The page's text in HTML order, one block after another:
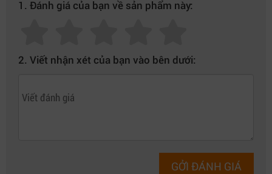
1. Đánh giá của bạn về sản phẩm này:
2. Viết nhận xét của bạn vào bên dưới:
GỞI ĐÁNH GIÁ